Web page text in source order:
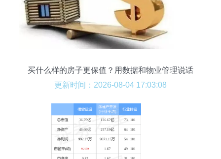
买什么样的房子更保值？用数据和物业管理说话
更新时间：2026-08-04 17:03:08